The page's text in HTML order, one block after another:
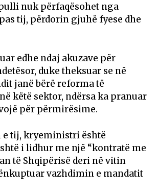
nuk përfaqësohet nga
tij, përdorin gjuhë fyese dhe
edhe ndaj akuzave për
duke theksuar se në
janë bërë reforma të
këtë sektor, ndërsa ka pranuar
për përmirësime.
e tij, kryeministri është
i lidhur me një “kontratë me
të Shqipërisë deri në vitin
vazhdimin e mandatit